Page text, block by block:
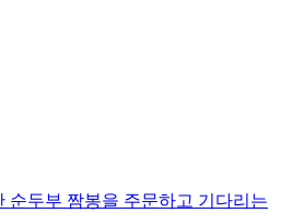
순두부 짬봉을 주문하고 기다리는